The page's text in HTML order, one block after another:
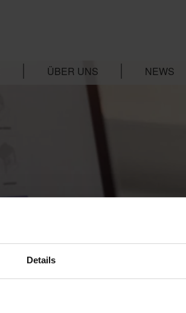
Details
ÜBER UNS NEWS